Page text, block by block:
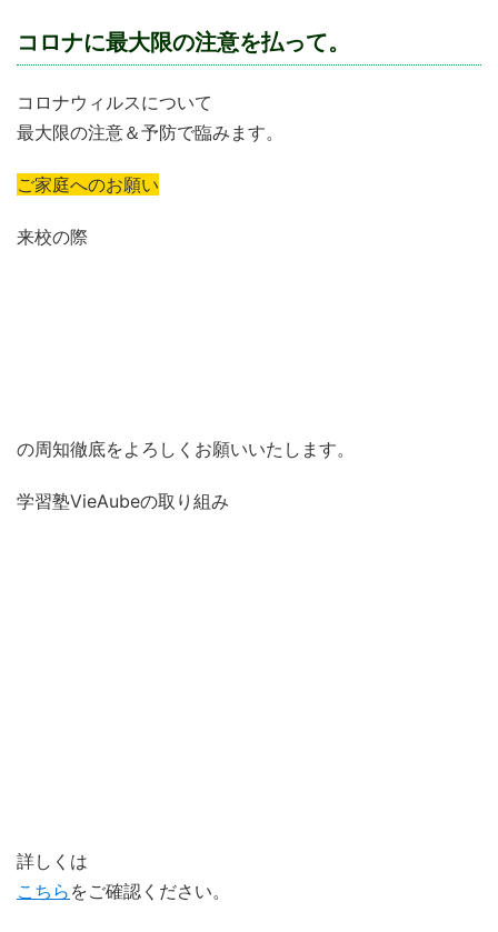
コロナに最大限の注意を払って。
コロナウィルスについて
最大限の注意＆予防で臨みます。
ご家庭へのお願い
来校の際
の周知徹底をよろしくお願いいたします。
学習塾VieAubeの取り組み
詳しくは
こちら をご確認ください。